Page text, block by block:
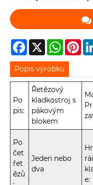
Facebook
X
Popis výrobku
Po
pis:
Řetězový
kladkostroj s
pákovým
blokem
Po
čet
řet
ězů
Jeden nebo
dva
e: